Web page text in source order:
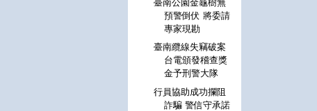
臺南公園金龜樹無
預警倒伏 將委請
專家現勘
臺南纜線失竊破案
台電頒發稽查獎
金予刑警大隊
行員協助成功攔阻
詐騙 警信守承諾